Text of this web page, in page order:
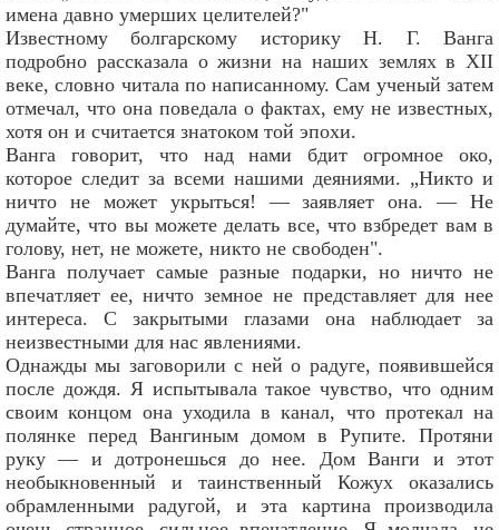
имена давно умерших целителей?"
Известному болгарскому историку Н. Г. Ванга
подробно рассказала о жизни на наших землях в XII
веке, словно читала по написанному. Сам ученый затем
отмечал, что она поведала о фактах, ему не известных,
хотя он и считается знатоком той эпохи.
Ванга говорит, что над нами бдит огромное око,
которое следит за всеми нашими деяниями. „Никто и
ничто не может укрыться! — заявляет она. — Не
думайте, что вы можете делать все, что взбредет вам в
голову, нет, не можете, никто не свободен".
Ванга получает самые разные подарки, но ничто не
впечатляет ее, ничто земное не представляет для нее
интереса. С закрытыми глазами она наблюдает за
неизвестными для нас явлениями.
Однажды мы заговорили с ней о радуге, появившейся
после дождя. Я испытывала такое чувство, что одним
своим концом она уходила в канал, что протекал на
полянке перед Вангиным домом в Рупите. Протяни
руку — и дотронешься до нее. Дом Ванги и этот
необыкновенный и таинственный Кожух оказались
обрамленными радугой, и эта картина производила